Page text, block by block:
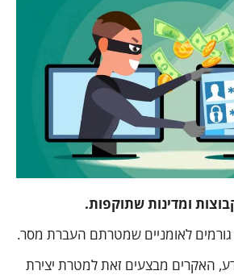
ומדינות שתוקפות.
גורמים לאומניים שמטרתם העברת מסר.
האקרים מבצעים זאת למטרת יצירת